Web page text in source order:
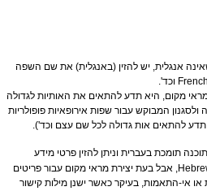
אנגלית, יש להזין (באנגלית) את שם השפה
מקום, היא תדע להתאים את האותיות לגדולה
המבוקש עבור שפות אירופאיות פופולריות
להתאים אות גדולה לכל שם עצם וכד').
תומכת בעברית וניתן להזין פרטי מידע
בעברית ולציין בשדה השפה Hebrew, אבל בעת יצירת מראי מקום עבור פריטים
או אי-התאמות, בעיקר כאשר ישנן מילות קישור